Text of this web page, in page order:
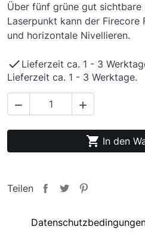
Über fünf grüne gut sichtbare
Laserpunkt kann der Firecore
und horizontale Nivellieren.
 Lieferzeit ca. 1 - 3
Lieferzeit ca. 1 - 3 Werktage.
 
 In den
Teilen